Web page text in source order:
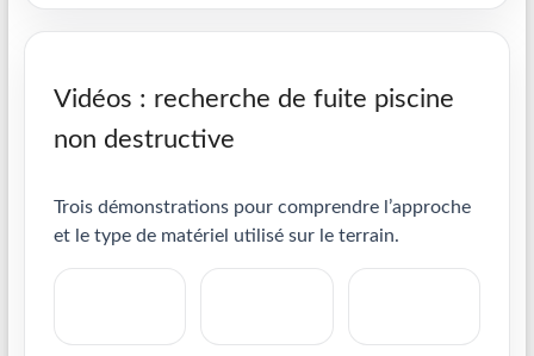
Vidéos : recherche de fuite piscine
non destructive
Trois démonstrations pour comprendre l’approche
et le type de matériel utilisé sur le terrain.